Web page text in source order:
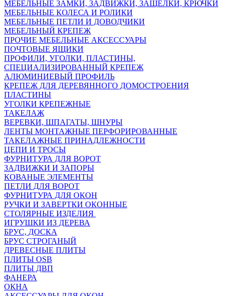
МЕБЕЛЬНЫЕ ЗАМКИ, ЗАДВИЖКИ, ЗАЩЕЛКИ, КРЮЧКИ
МЕБЕЛЬНЫЕ КОЛЕСА И РОЛИКИ
МЕБЕЛЬНЫЕ ПЕТЛИ И ДОВОДЧИКИ
МЕБЕЛЬНЫЙ КРЕПЕЖ
ПРОЧИЕ МЕБЕЛЬНЫЕ АКСЕССУАРЫ
ПОЧТОВЫЕ ЯЩИКИ
ПРОФИЛИ, УГОЛКИ, ПЛАСТИНЫ,
СПЕЦИАЛИЗИРОВАННЫЙ КРЕПЕЖ
АЛЮМИНИЕВЫЙ ПРОФИЛЬ
КРЕПЕЖ ДЛЯ ДЕРЕВЯННОГО ДОМОСТРОЕНИЯ
ПЛАСТИНЫ
УГОЛКИ КРЕПЕЖНЫЕ
ТАКЕЛАЖ
ВЕРЕВКИ, ШПАГАТЫ, ШНУРЫ
ЛЕНТЫ МОНТАЖНЫЕ ПЕРФОРИРОВАННЫЕ
ТАКЕЛАЖНЫЕ ПРИНАДЛЕЖНОСТИ
ЦЕПИ И ТРОСЫ
ФУРНИТУРА ДЛЯ ВОРОТ
ЗАДВИЖКИ И ЗАПОРЫ
КОВАНЫЕ ЭЛЕМЕНТЫ
ПЕТЛИ ДЛЯ ВОРОТ
ФУРНИТУРА ДЛЯ ОКОН
РУЧКИ И ЗАВЕРТКИ ОКОННЫЕ
СТОЛЯРНЫЕ ИЗДЕЛИЯ
ИГРУШКИ ИЗ ДЕРЕВА
БРУС, ДОСКА
БРУС СТРОГАНЫЙ
ДРЕВЕСНЫЕ ПЛИТЫ
ПЛИТЫ OSB
ПЛИТЫ ДВП
ФАНЕРА
ОКНА